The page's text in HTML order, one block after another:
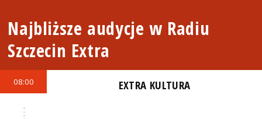
Najbliższe audycje w Radiu
Szczecin Extra
08:00 EXTRA KULTURA